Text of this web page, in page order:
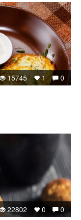
0
1
15745
0
0
22802